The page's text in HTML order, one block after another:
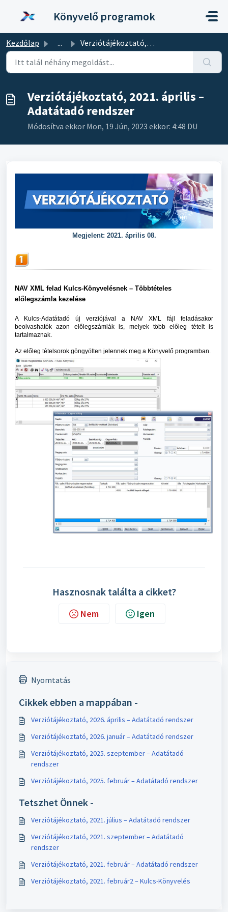
Könyvelő programok
Kezdőlap ... Verziótájékoztató, 2021. április – Adatátadó rendszer
Verziótájékoztató, 2021. április –
Adatátadó rendszer
Módosítva ekkor Mon, 19 Jún, 2023 ekkor: 4:48 DU
Megjelent: 2021. április 08.
NAV XML felad Kulcs-Könyvelésnek – Többtételes
előlegszámla kezelése
A Kulcs-Adatátadó új verziójával a NAV XML fájl feladásakor
beolvashatók azon előlegszámlák is, melyek több előleg tételt is
tartalmaznak.
Az előleg tételsorok göngyölten jelennek meg a Könyvelő programban.
Hasznosnak találta a cikket?
Nem Igen
Nyomtatás
Cikkek ebben a mappában -
Verziótájékoztató, 2026. április – Adatátadó rendszer
Verziótájékoztató, 2026. január – Adatátadó rendszer
Verziótájékoztató, 2025. szeptember – Adatátadó
rendszer
Verziótájékoztató, 2025. február – Adatátadó rendszer
Tetszhet Önnek -
Verziótájékoztató, 2021. július – Adatátadó rendszer
Verziótájékoztató, 2021. szeptember – Adatátadó
rendszer
Verziótájékoztató, 2021. február – Adatátadó rendszer
Verziótájékoztató, 2021. február2 – Kulcs-Könyvelés